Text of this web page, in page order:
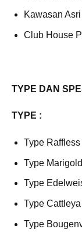
Kawasan
Club House
TYPE DAN
TYPE :
Type Raffless
Type Marigold
Type
Type Cattleya
Type